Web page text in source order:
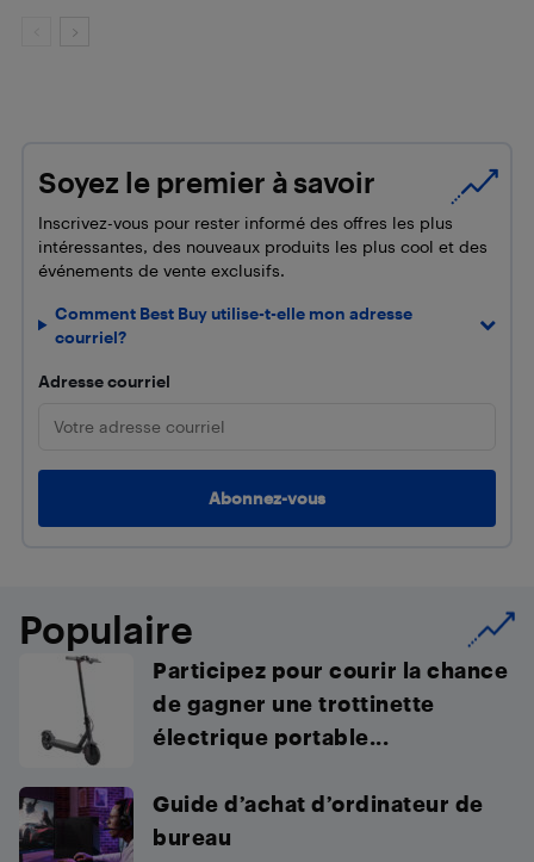
Soyez le premier à savoir
Inscrivez-vous pour rester informé des offres les plus
intéressantes, des nouveaux produits les plus cool et des
événements de vente exclusifs.
Comment Best Buy utilise-t-elle mon adresse
courriel?
Adresse courriel
Populaire
Participez pour courir la chance
de gagner une trottinette
électrique portable...
Guide d’achat d’ordinateur de
bureau